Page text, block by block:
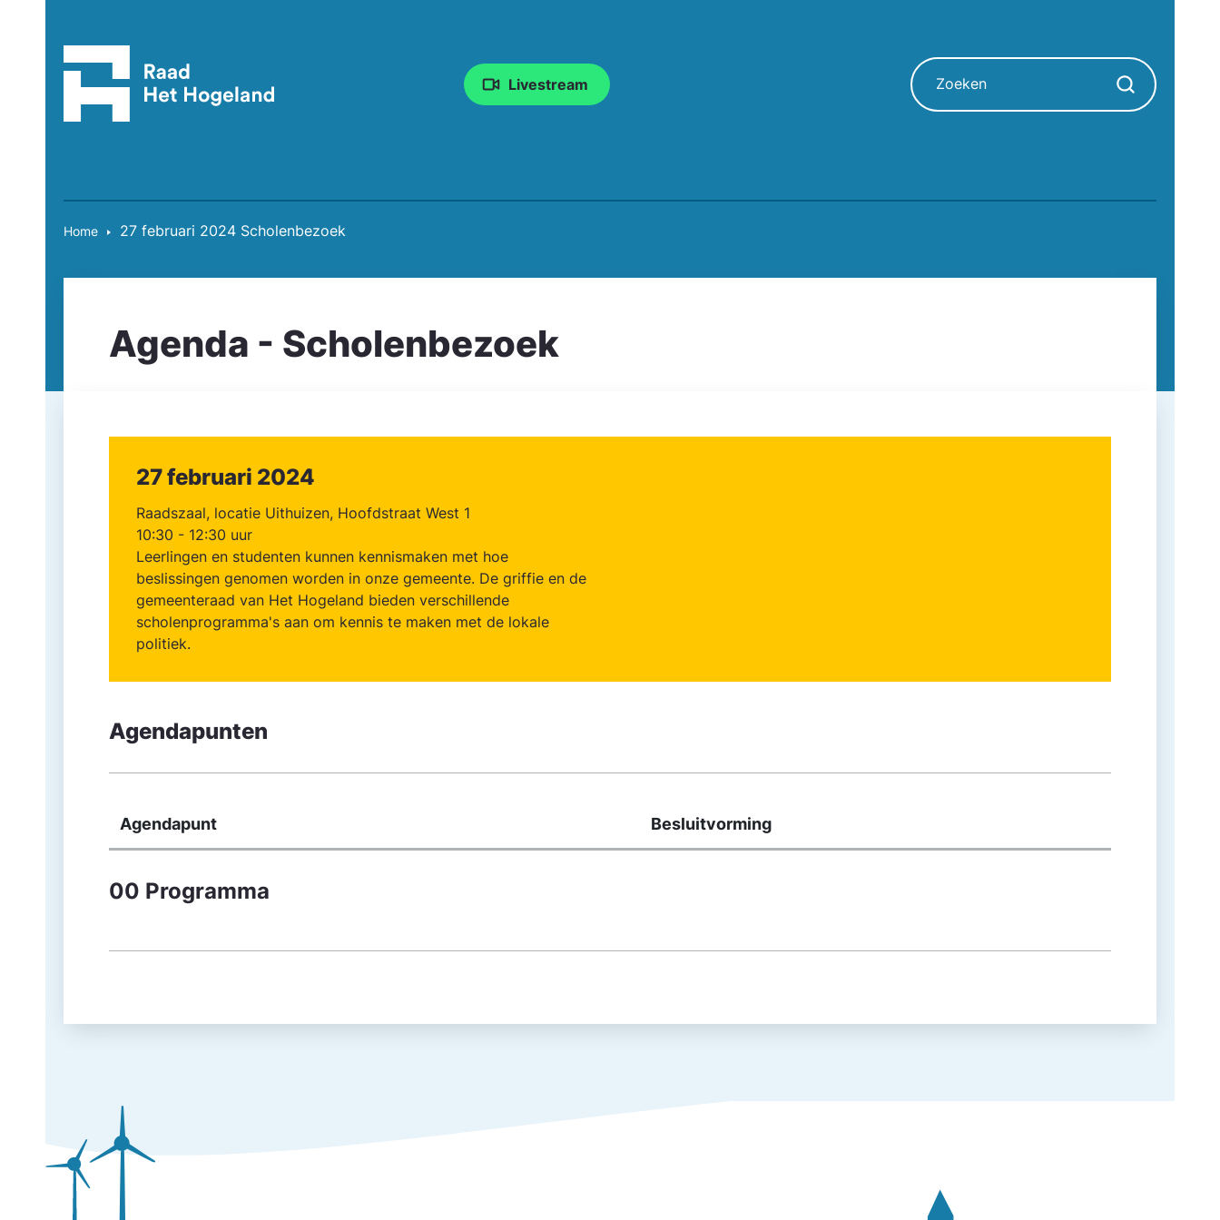
Livestream
Zoeken
Zoekopdracht
Home 27 februari 2024 Scholenbezoek
Agenda - Scholenbezoek
27 februari 2024
Raadszaal, locatie Uithuizen, Hoofdstraat West 1
10:30 - 12:30 uur
Leerlingen en studenten kunnen kennismaken met hoe
beslissingen genomen worden in onze gemeente. De griffie en de
gemeente­raad van Het Hogeland bieden verschillende
scholenprogramma's aan om kennis te maken met de lokale
politiek.
Agendapunten
Agendapunt Besluitvorming
00 Programma